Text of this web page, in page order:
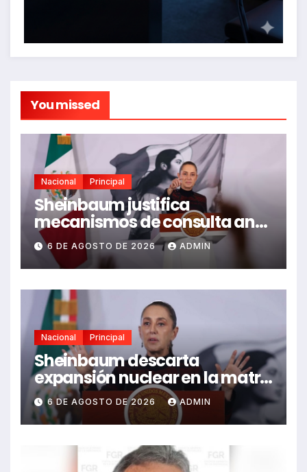
You missed
Nacional Principal
Sheinbaum justifica
mecanismos de consulta ante
críticas de reguladores y
ambientalistas
6 DE AGOSTO DE 2026 ADMIN
Nacional Principal
Sheinbaum descarta
expansión nuclear en la matriz
eléctrica de México
6 DE AGOSTO DE 2026 ADMIN